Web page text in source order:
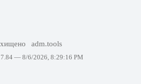
adm.tools
— 8/6/2026, 8:29:16 PM